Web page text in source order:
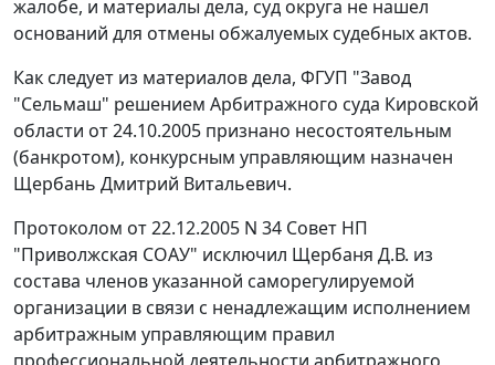
жалобе, и материалы дела, суд округа не нашел
оснований для отмены обжалуемых судебных актов.
Как следует из материалов дела, ФГУП "Завод
"Сельмаш" решением Арбитражного суда Кировской
области от 24.10.2005 признано несостоятельным
(банкротом), конкурсным управляющим назначен
Щербань Дмитрий Витальевич.
Протоколом от 22.12.2005 N 34 Совет НП
"Приволжская СОАУ" исключил Щербаня Д.В. из
состава членов указанной саморегулируемой
организации в связи с ненадлежащим исполнением
арбитражным управляющим правил